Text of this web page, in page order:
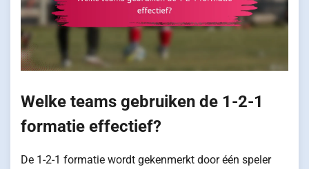
Welke teams gebruiken de 1-2-1
formatie effectief?
De 1-2-1 formatie wordt gekenmerkt door één speler